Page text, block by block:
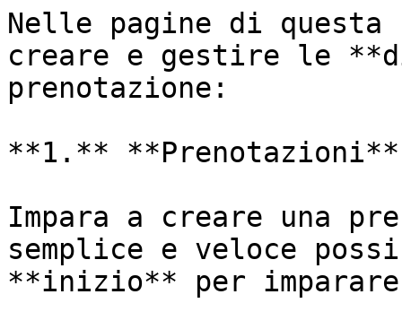
Nelle pagine di questa
creare e gestire le
prenotazione:
**1.**
Impara a creare una
semplice e veloce
**inizio** per